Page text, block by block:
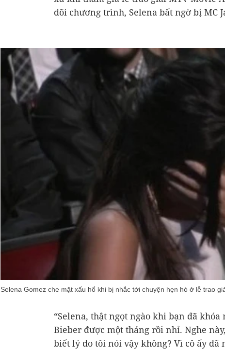
dõi chương trình, Selena bất ngờ bị MC
Selena Gomez che mặt xấu hổ khi bị nhắc tới chuyện hẹn hò ở lễ trao
“Selena, thật ngọt ngào khi bạn đã
Bieber được một tháng rồi nhỉ. Nghe
biết lý do tôi nói vậy không? Vì cô ấy đã